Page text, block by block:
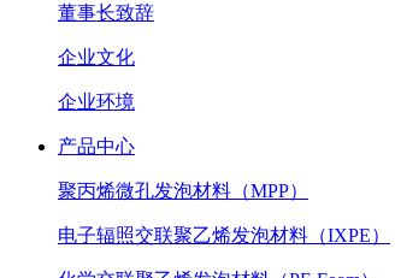
董事长致辞
企业文化
企业环境
产品中心
聚丙烯微孔发泡材料（MPP）
电子辐照交联聚乙烯发泡材料（IXPE）